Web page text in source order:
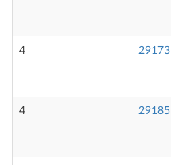
4 29173
4 29185